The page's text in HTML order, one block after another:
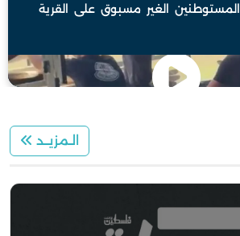
المستوطنين الغير مسبوق على القرية
الـمزيــد